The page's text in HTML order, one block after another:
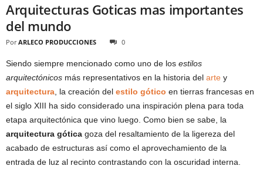
Arquitecturas Goticas mas importantes
del mundo
Por ARLECO PRODUCCIONES 0
Siendo siempre mencionado como uno de los estilos
arquitectónicos más representativos en la historia del arte y
arquitectura , la creación del estilo gótico en tierras francesas en
el siglo XIII ha sido considerado una inspiración plena para toda
etapa arquitectónica que vino luego. Como bien se sabe, la
arquitectura gótica goza del resaltamiento de la ligereza del
acabado de estructuras así como el aprovechamiento de la
entrada de luz al recinto contrastando con la oscuridad interna.